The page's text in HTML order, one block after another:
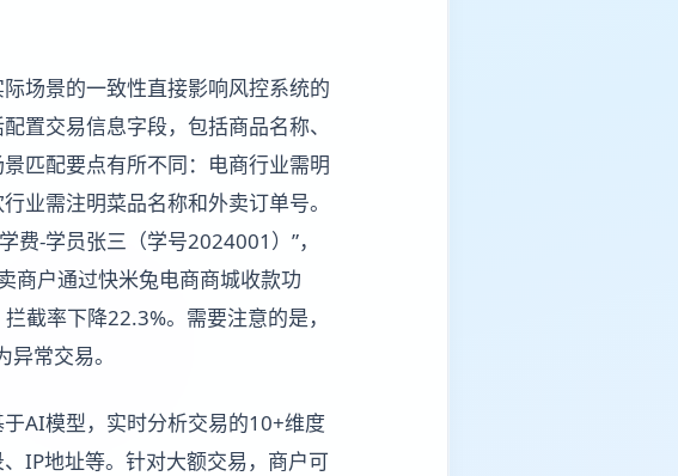
场景的一致性直接影响风控系统的
置交易信息字段，包括商品名称、
匹配要点有所不同：电商行业需明
业需注明菜品名称和外卖订单号。
-学员张三（学号2024001）”，
商户通过快米兔电商商城收款功
截率下降22.3%。需要注意的是，
常交易。
AI模型，实时分析交易的10+维度
IP地址等。针对大额交易，商户可